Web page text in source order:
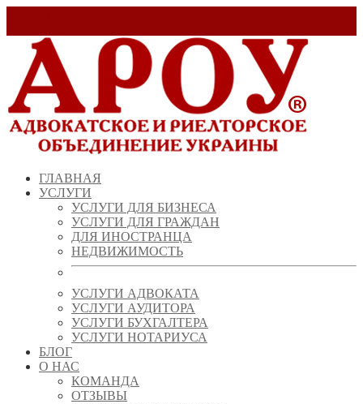
ГЛАВНАЯ
УСЛУГИ
УСЛУГИ ДЛЯ БИЗНЕСА
УСЛУГИ ДЛЯ ГРАЖДАН
ДЛЯ ИНОСТРАНЦА
НЕДВИЖИМОСТЬ
УСЛУГИ АДВОКАТА
УСЛУГИ АУДИТОРА
УСЛУГИ БУХГАЛТЕРА
УСЛУГИ НОТАРИУСА
БЛОГ
О НАС
КОМАНДА
ОТЗЫВЫ